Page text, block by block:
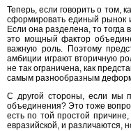
Теперь, если говорить о том,
сформировать единый рынок
Если она разделена, то тогда
это мощный фактор
важную роль. Поэтому
амбиции играют вторичную
не так ограничена, как
самым разнообразным
С другой стороны, если мы
объединения? Это тоже
есть по той простой
евразийской, и различаются,